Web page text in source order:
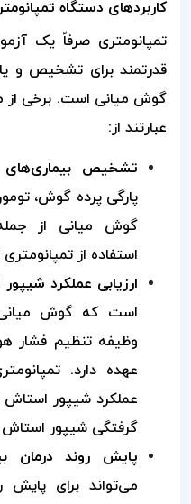
کاربردهای دستگاه
تمپانومتری صرفاً یک
قدرتمند برای تشخیص و
گوش میانی است. برخی از
عبارتند از:
تشخیص
پارگی پرده گوش،
گوش میانی از
استفاده از
ارزیابی عملکرد
است که گوش
وظیفه تنظیم فشار
عهده دارد.
عملکرد شیپور استاش
گرفتگی شیپور
پایش روند درمان
می‌تواند برای پایش